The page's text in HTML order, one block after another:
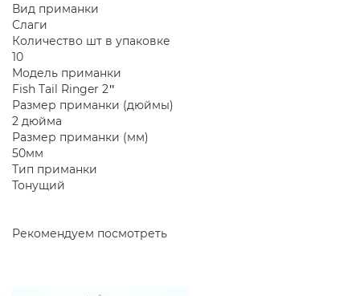
Вид приманки
Слаги
Количество шт в упаковке
10
Модель приманки
Fish Tail Ringer 2ʺ
Размер приманки (дюймы)
2 дюйма
Размер приманки (мм)
50мм
Тип приманки
Тонущий
Рекомендуем посмотреть